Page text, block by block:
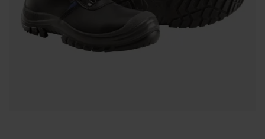
Noodzakelijke Cookies
Controleer instelling van cookies